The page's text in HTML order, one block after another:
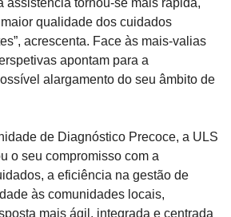
qualidade dos cuidados
acrescenta. Face às mais-valias
apontam para a
alargamento do seu âmbito de
de Diagnóstico Precoce, a ULS
o seu compromisso com a
a eficiência na gestão de
às comunidades locais,
mais ágil, integrada e centrada